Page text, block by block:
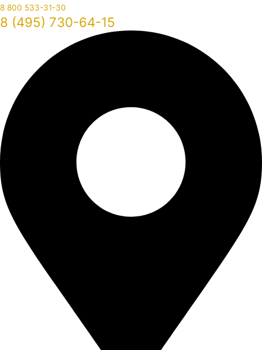
8 800 533-31-30
8 (495) 730-64-15